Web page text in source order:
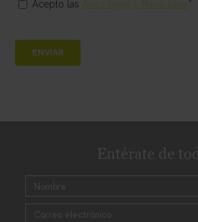
Entérate de